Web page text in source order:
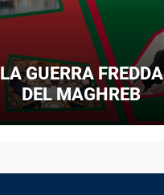
LA GUERRA FREDDA
DEL MAGHREB